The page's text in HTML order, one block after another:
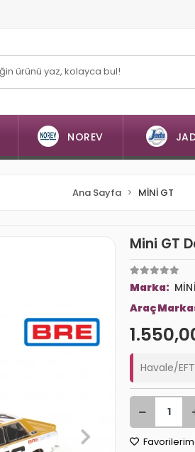
NOREV
Ana Sayfa MİNİ GT
Mini GT
Marka:
Araç
Havale/